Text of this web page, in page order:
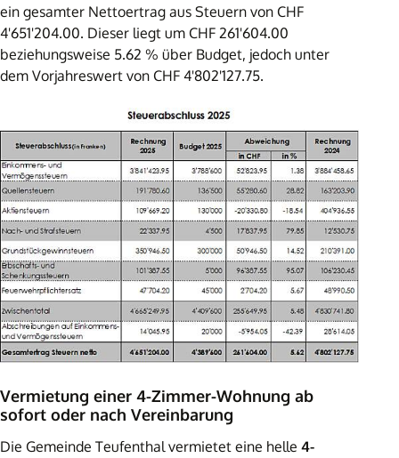
ein gesamter Nettoertrag aus Steuern von CHF
4'651'204.00. Dieser liegt um CHF 261'604.00
beziehungsweise 5.62 % über Budget, jedoch unter
dem Vorjahreswert von CHF 4'802'127.75.
Vermietung einer 4-Zimmer-Wohnung ab
sofort oder nach Vereinbarung
Die Gemeinde Teufenthal vermietet eine helle 4-